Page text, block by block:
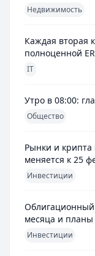
Недвижимость
Каждая вторая
полноценной
IT
Утро в 08:00:
Общество
Рынки и
меняется к 25
Инвестиции
Облигационный
месяца и
Инвестиции